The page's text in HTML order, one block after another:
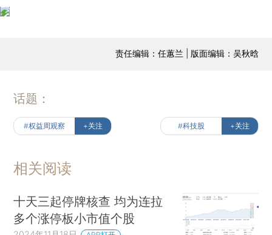
责任编辑：任蕙兰 | 版面编辑：吴秋晗
话题：
#权益周观察 +关注 #科技股 +关注
相关阅读
十天三起停牌核查 均为连拉
多个涨停板小市值个股